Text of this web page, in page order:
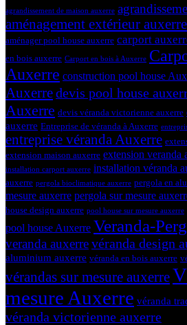
agrandissement de maison auxerre
aménagement extérieur auxerre
aménager pool house auxerre carport
en bois auxerre Carport en bois à Auxerre
Auxerre construction pool house
Auxerredevis pool house
Auxerre devis véranda victorienne auxerre
auxerre Entreprise de véranda à Auxerre
entreprise véranda Auxerre
extension maison auxerre extension veranda
installation carport auxerre installation véranda
auxerre pergola bioclimatique auxerre pergola en
mesure auxerre pergola sur mesure
house design auxerre pool house sur mesure auxerre
pool house Auxerre Veranda-
veranda auxerrevéranda design
aluminium auxerre véranda en bois auxerre
vérandas sur mesure auxerre
mesure Auxerre véranda
véranda victorienne auxerre